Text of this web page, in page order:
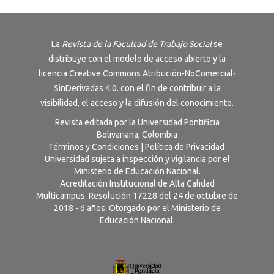
La Revista de la Facultad de Trabajo Socialse
distribuye con el modelo de acceso abierto y la
licencia Creative Commons Atribución-NoComercial-
SinDerivadas 4.0. con el fin de contribuir a la
visibilidad, el acceso y la difusión del conocimiento.
Revista editada por la Universidad Pontificia
Bolivariana, Colombia
Términos y Condiciones
Política de Privacidad
Universidad sujeta a inspección y vigilancia por el
Ministerio de Educación Nacional.
Acreditación Institucional de Alta Calidad
Multicampus. Resolución 17228 del 24 de octubre de
2018 - 6 años. Otorgado por el Ministerio de
Educación Nacional.